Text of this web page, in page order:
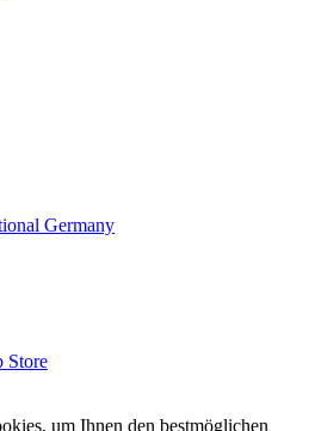
Store
um Ihnen den bestmöglichen